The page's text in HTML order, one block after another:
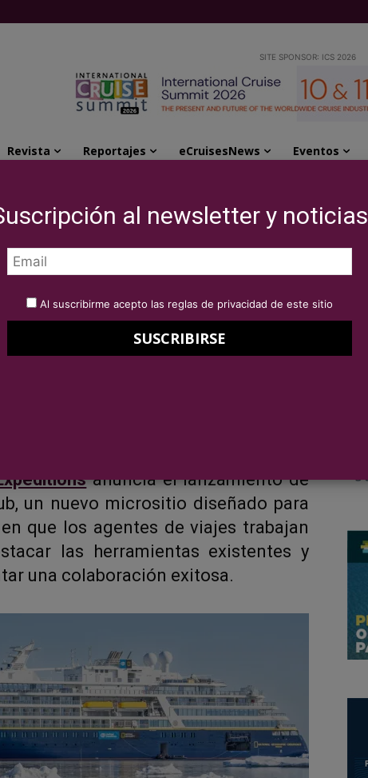
SITE SPONSOR: ICS 2026
Revista Reportajes eCruisesNews Eventos
un nuevo centro de recursos e incentivos para...
Lindblad
un nuevo centro de
para agentes de
anuncia el lanzamiento de
un nuevo micrositio diseñado para
que los agentes de viajes trabajan
las herramientas existentes y
una colaboración exitosa.
al newsletter y noticias
Al suscribirme acepto las reglas de privacidad de este sitio